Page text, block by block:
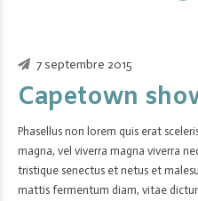
7 septembre 2015
Capetown
Phasellus non lorem quis erat
magna, vel viverra magna viverra
tristique senectus et netus et
mattis fermentum diam, vitae